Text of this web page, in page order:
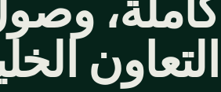
التعاون